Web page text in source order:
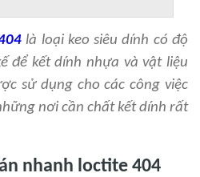
là loại keo siêu dính có độ
để kết dính nhựa và vật liệu
sử dụng cho các công việc
nơi cần chất kết dính rất
nhanh loctite 404